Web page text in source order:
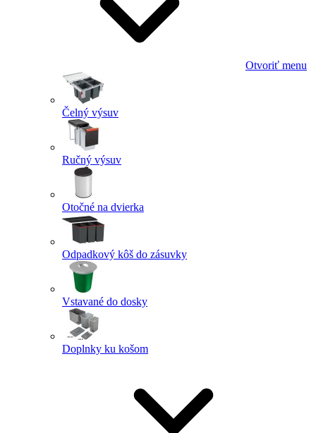
Otvoriť menu
Čelný výsuv
Ručný výsuv
Otočné na dvierka
Odpadkový kôš do zásuvky
Vstavané do dosky
Doplnky ku košom